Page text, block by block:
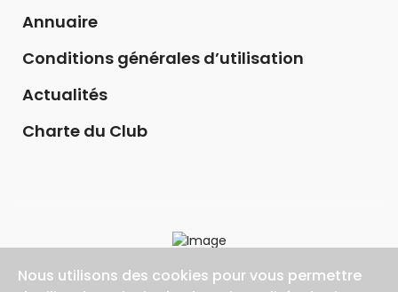
Annuaire
Conditions générales d’utilisation
Actualités
Charte du Club
Nous utilisons des cookies pour vous permettre